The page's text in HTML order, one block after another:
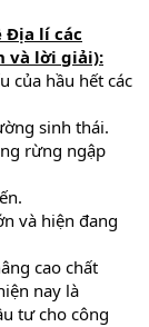
Địa lí các
và lời giải):
của hầu hết các
sinh thái.
rừng ngập
và hiện đang
cao chất
nay là
tư cho công